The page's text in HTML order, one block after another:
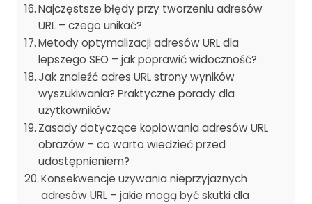
Najczęstsze błędy przy tworzeniu adresów
URL – czego unikać?
Metody optymalizacji adresów URL dla
lepszego SEO – jak poprawić widoczność?
Jak znaleźć adres URL strony wyników
wyszukiwania? Praktyczne porady dla
użytkowników
Zasady dotyczące kopiowania adresów URL
obrazów – co warto wiedzieć przed
udostępnieniem?
Konsekwencje używania nieprzyjaznych
adresów URL – jakie mogą być skutki dla